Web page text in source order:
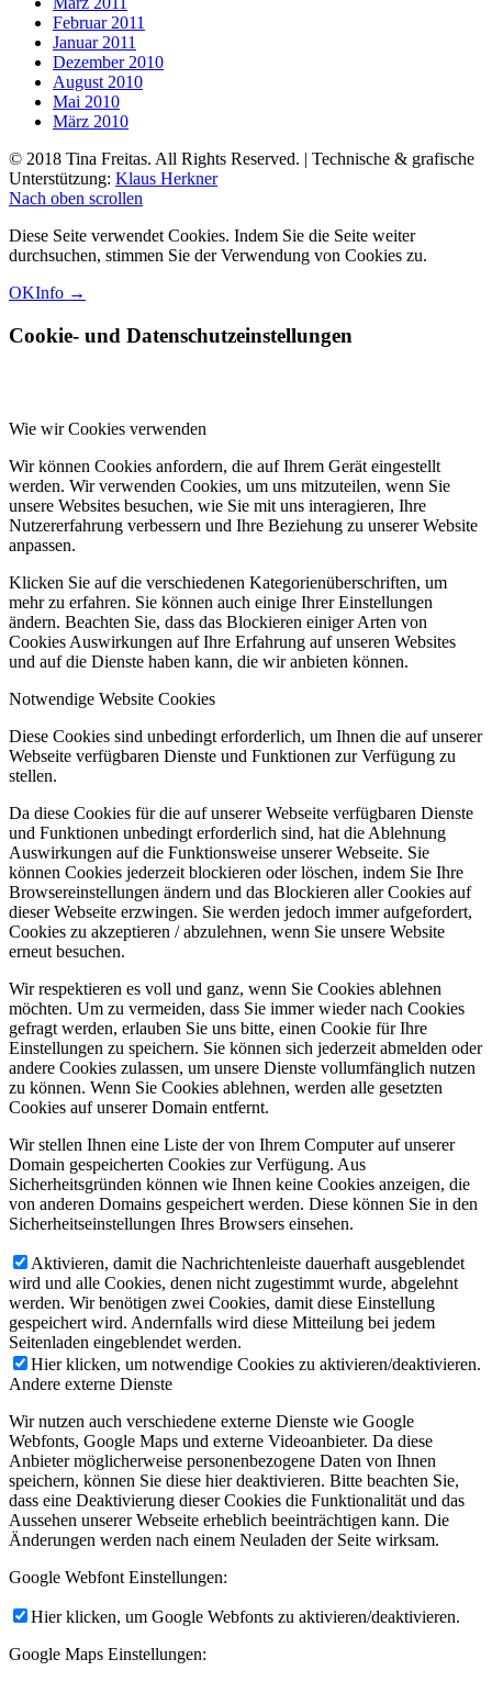
Februar 2011
Januar 2011
Dezember 2010
August 2010
Mai 2010
März 2010
© 2018 Tina Freitas. All Rights Reserved. | Technische & grafische
Unterstützung: Klaus Herkner
Nach oben scrollen
Diese Seite verwendet Cookies. Indem Sie die Seite weiter
durchsuchen, stimmen Sie der Verwendung von Cookies zu.
OKInfo →
Cookie- und Datenschutzeinstellungen
Wie wir Cookies verwenden
Wir können Cookies anfordern, die auf Ihrem Gerät eingestellt
werden. Wir verwenden Cookies, um uns mitzuteilen, wenn Sie
unsere Websites besuchen, wie Sie mit uns interagieren, Ihre
Nutzererfahrung verbessern und Ihre Beziehung zu unserer Website
anpassen.
Klicken Sie auf die verschiedenen Kategorienüberschriften, um
mehr zu erfahren. Sie können auch einige Ihrer Einstellungen
ändern. Beachten Sie, dass das Blockieren einiger Arten von
Cookies Auswirkungen auf Ihre Erfahrung auf unseren Websites
und auf die Dienste haben kann, die wir anbieten können.
Notwendige Website Cookies
Diese Cookies sind unbedingt erforderlich, um Ihnen die auf unserer
Webseite verfügbaren Dienste und Funktionen zur Verfügung zu
stellen.
Da diese Cookies für die auf unserer Webseite verfügbaren Dienste
und Funktionen unbedingt erforderlich sind, hat die Ablehnung
Auswirkungen auf die Funktionsweise unserer Webseite. Sie
können Cookies jederzeit blockieren oder löschen, indem Sie Ihre
Browsereinstellungen ändern und das Blockieren aller Cookies auf
dieser Webseite erzwingen. Sie werden jedoch immer aufgefordert,
Cookies zu akzeptieren / abzulehnen, wenn Sie unsere Website
erneut besuchen.
Wir respektieren es voll und ganz, wenn Sie Cookies ablehnen
möchten. Um zu vermeiden, dass Sie immer wieder nach Cookies
gefragt werden, erlauben Sie uns bitte, einen Cookie für Ihre
Einstellungen zu speichern. Sie können sich jederzeit abmelden oder
andere Cookies zulassen, um unsere Dienste vollumfänglich nutzen
zu können. Wenn Sie Cookies ablehnen, werden alle gesetzten
Cookies auf unserer Domain entfernt.
Wir stellen Ihnen eine Liste der von Ihrem Computer auf unserer
Domain gespeicherten Cookies zur Verfügung. Aus
Sicherheitsgründen können wie Ihnen keine Cookies anzeigen, die
von anderen Domains gespeichert werden. Diese können Sie in den
Sicherheitseinstellungen Ihres Browsers einsehen.
Aktivieren, damit die Nachrichtenleiste dauerhaft ausgeblendet
wird und alle Cookies, denen nicht zugestimmt wurde, abgelehnt
werden. Wir benötigen zwei Cookies, damit diese Einstellung
gespeichert wird. Andernfalls wird diese Mitteilung bei jedem
Seitenladen eingeblendet werden.
Hier klicken, um notwendige Cookies zu aktivieren/deaktivieren.
Andere externe Dienste
Wir nutzen auch verschiedene externe Dienste wie Google
Webfonts, Google Maps und externe Videoanbieter. Da diese
Anbieter möglicherweise personenbezogene Daten von Ihnen
speichern, können Sie diese hier deaktivieren. Bitte beachten Sie,
dass eine Deaktivierung dieser Cookies die Funktionalität und das
Aussehen unserer Webseite erheblich beeinträchtigen kann. Die
Änderungen werden nach einem Neuladen der Seite wirksam.
Google Webfont Einstellungen:
Hier klicken, um Google Webfonts zu aktivieren/deaktivieren.
Google Maps Einstellungen: